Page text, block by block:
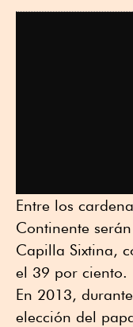
Entre los
Continente
Capilla Sixtina,
el 39 por ciento.
En 2013,
elección del